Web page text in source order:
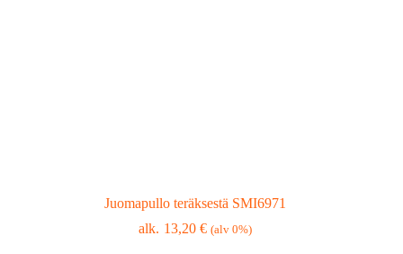
Juomapullo teräksestä SMI6971
13,20€ (alv 0%)